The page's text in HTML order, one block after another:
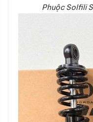
Phuộc Solfili